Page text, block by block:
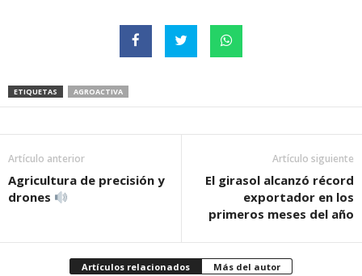
ETIQUETAS AGROACTIVA
Artículo anterior
Agricultura de precisión y
drones
Artículo siguiente
El girasol alcanzó récord
exportador en los
primeros meses del año
Artículos relacionados Más del autor